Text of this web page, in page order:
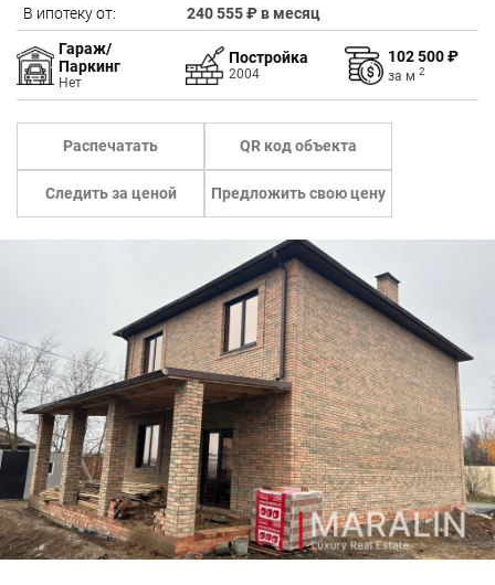
В ипотеку от:
240 555 ₽ в месяц
Гараж/
Паркинг
Нет
Постройка
2004
102 500 ₽
за м 2
Распечатать QR код объекта
Следить за ценой Предложить свою цену